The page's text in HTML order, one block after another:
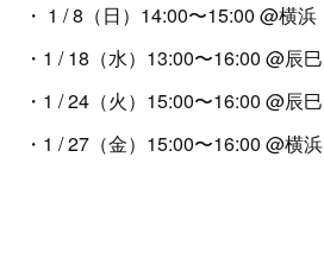
・ 1 / 8（日）14:00〜15:00 @横浜
・1 / 18（水）13:00〜16:00 @辰巳
・1 / 24（火）15:00〜16:00 @辰巳
・1 / 27（金）15:00〜16:00 @横浜